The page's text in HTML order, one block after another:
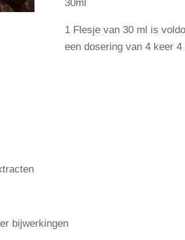
30ml
1 Flesje van 30 ml is
een dosering van 4 keer
bijwerkingen